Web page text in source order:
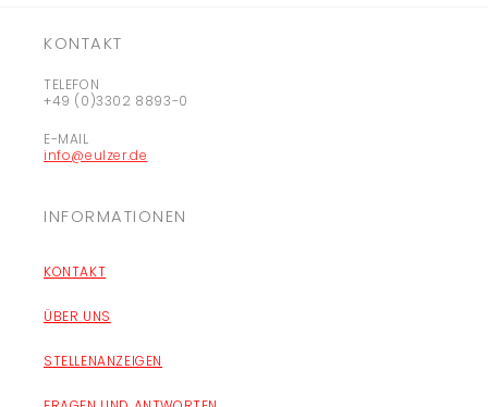
KONTAKT
TELEFON
+49 (0)3302 8893-0
E-MAIL
info@eulzer.de
INFORMATIONEN
KONTAKT
ÜBER UNS
STELLENANZEIGEN